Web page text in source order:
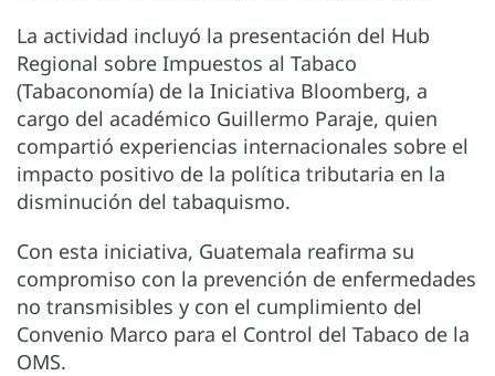
La actividad incluyó la presentación del Hub
Regional sobre Impuestos al Tabaco
(Tabaconomía) de la Iniciativa Bloomberg, a
cargo del académico Guillermo Paraje, quien
compartió experiencias internacionales sobre el
impacto positivo de la política tributaria en la
disminución del tabaquismo.
Con esta iniciativa, Guatemala reafirma su
compromiso con la prevención de enfermedades
no transmisibles y con el cumplimiento del
Convenio Marco para el Control del Tabaco de la
OMS.